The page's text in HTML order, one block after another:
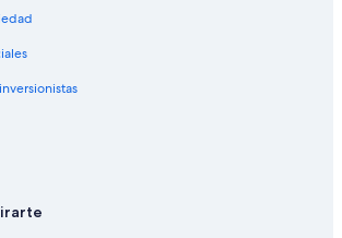
Aubagne